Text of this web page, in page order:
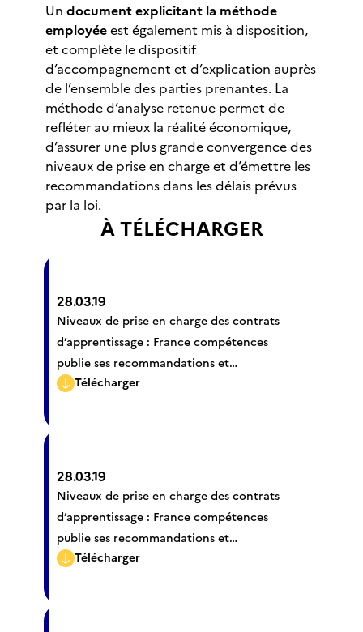
Un document explicitant la méthode
employéeest également mis à disposition,
et complète le dispositif
d’accompagnement et d’explication auprès
de l’ensemble des parties prenantes. La
méthode d’analyse retenue permet de
refléter au mieux la réalité économique,
d’assurer une plus grande convergence des
niveaux de prise en charge et d’émettre les
recommandations dans les délais prévus
par la loi.
À TÉLÉCHARGER
28.03.19
Niveaux de prise en charge des contrats
d’apprentissage : France compétences
publie ses recommandations et
l’ensemble des valeurs convergentes
Télécharger
28.03.19
Niveaux de prise en charge des contrats
d’apprentissage : France compétences
publie ses recommandations et
l’ensemble des valeurs convergentes
Télécharger